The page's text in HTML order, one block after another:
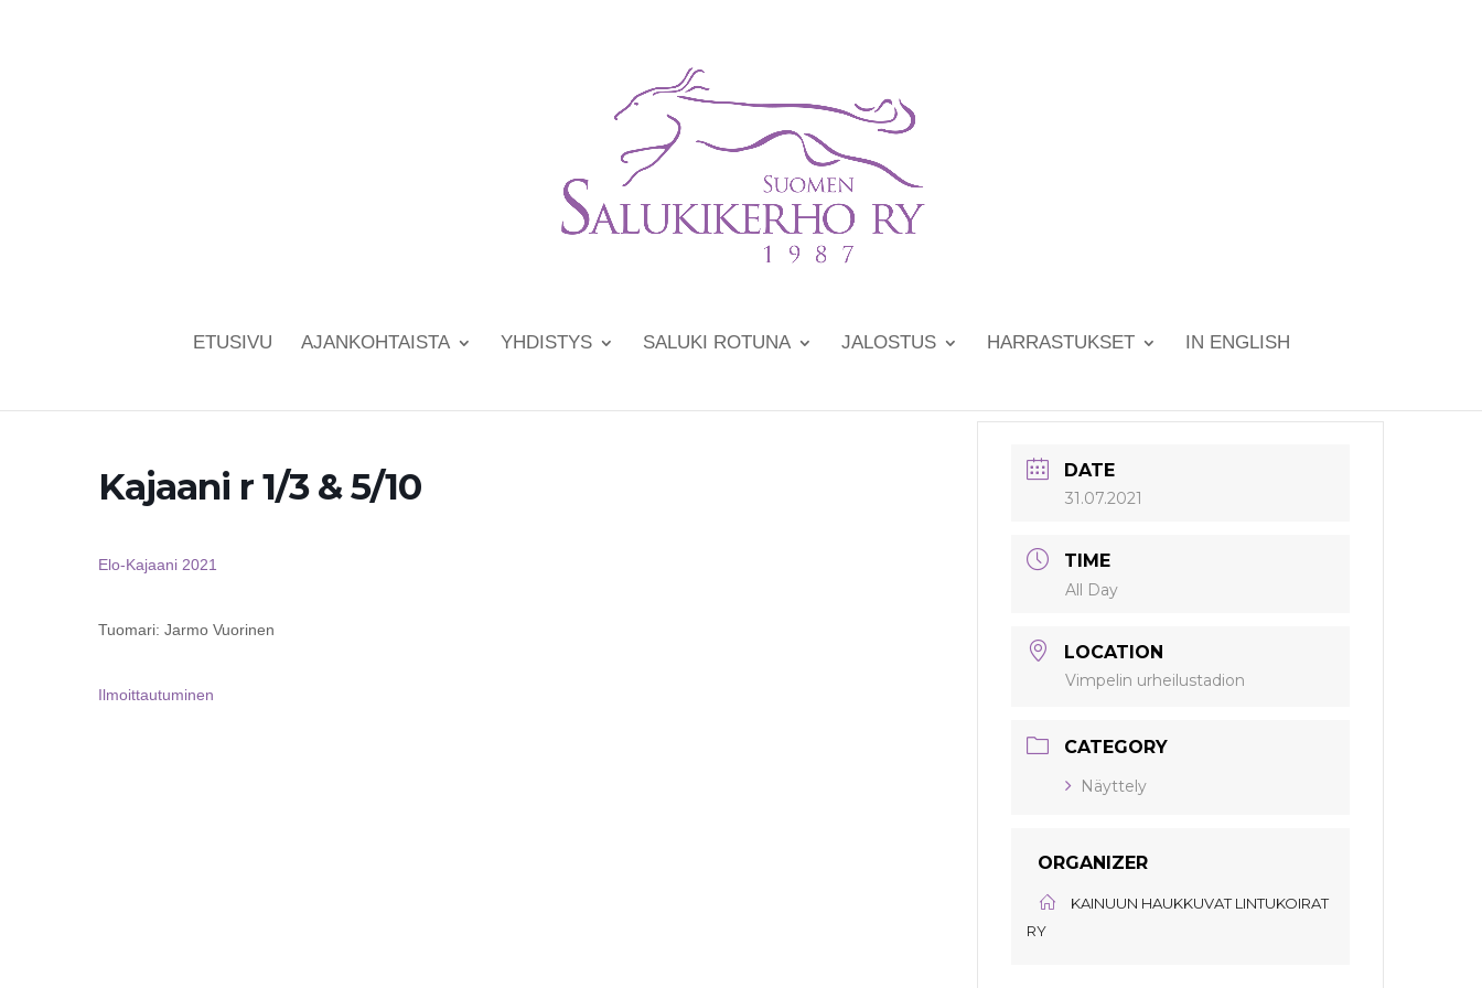
ETUSIVU AJANKOHTAISTA YHDISTYS SALUKI ROTUNA JALOSTUS HARRASTUKSET IN ENGLISH
Kajaani r 1/3 & 5/10
Elo-Kajaani 2021
Tuomari: Jarmo Vuorinen
Ilmoittautuminen
DATE
31.07.2021
TIME
All Day
LOCATION
Vimpelin urheilustadion
CATEGORY
Näyttely
ORGANIZER
KAINUUN HAUKKUVAT LINTUKOIRAT
RY